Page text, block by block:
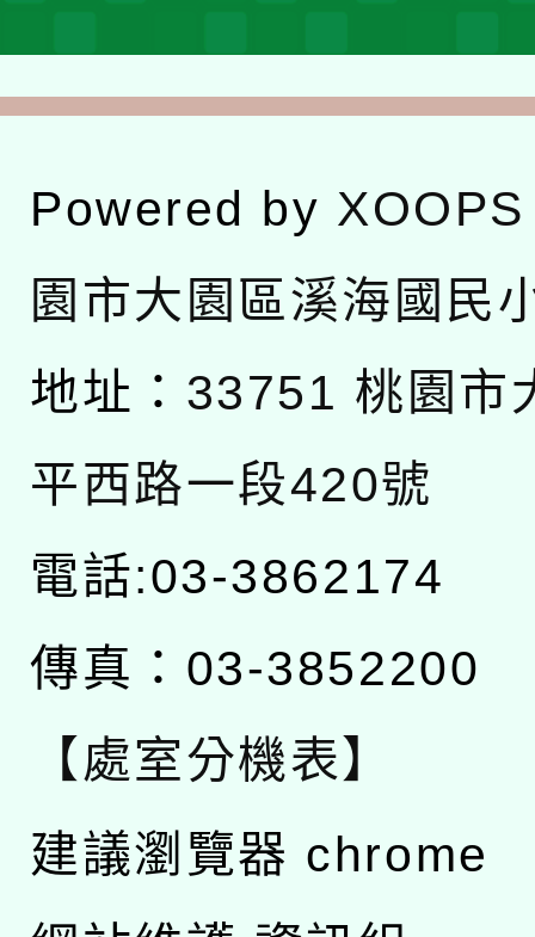
Powered by XOOPS
園市大園區溪海國民
地址： 33751 桃園市
平西路一段420號
電話:03-3862174
傳真：03-3852200
【處室分機表】
建議瀏覽器 chrome